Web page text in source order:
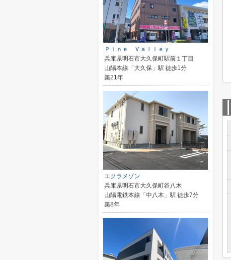
Ｐｉｎｅ Ｖａｌｌｅｙ
兵庫県明石市大久保町駅前１丁目
山陽本線「大久保」駅 徒歩1分
築21年
エクラメゾン
兵庫県明石市大久保町谷八木
山陽電鉄本線「中八木」駅 徒歩7分
築8年